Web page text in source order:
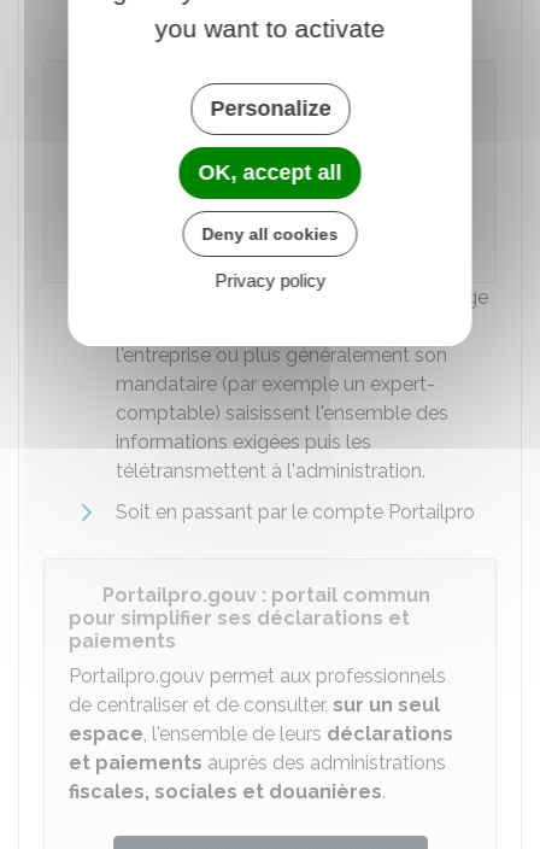
Compte fiscal en ligne pour les
professionnels (mode EFI)
Accéder au service en ligne
Ministère chargé des finances
Soit en passant par unlogiciel
d'échange
l'entreprise ou plus généralement son
mandataire (par exemple un expert-
comptable) saisissent l'ensemble des
informations exigées puis les
télétransmettent à l'administration.
Soit en passant par le compte Portailpro
Portailpro.gouv : portail commun
pour simplifier ses déclarations et
paiements
Portailpro.gouv permet aux professionnels
de centraliser et de consulter, sur un seul
espace, l'ensemble de leurs déclarations
et paiements auprès des administrations
fiscales, sociales et douanières.
you want to activate
Personalize
OK, accept all
Deny all cookies
Privacy policy